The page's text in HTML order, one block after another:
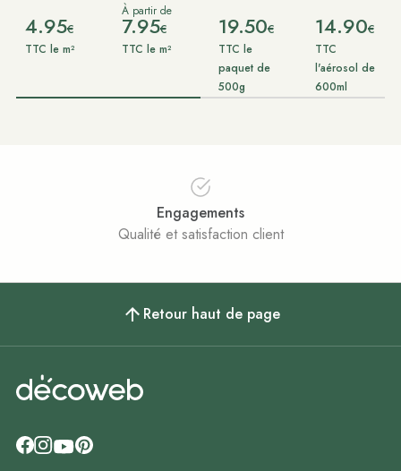
4.95€
TTC le m²
À partir de
7.95€
TTC le m²
19.50€
TTC le
paquet de
500g
14.90€
TTC
l'aérosol de
600ml
Engagements
Qualité et satisfaction client
Retour haut de page